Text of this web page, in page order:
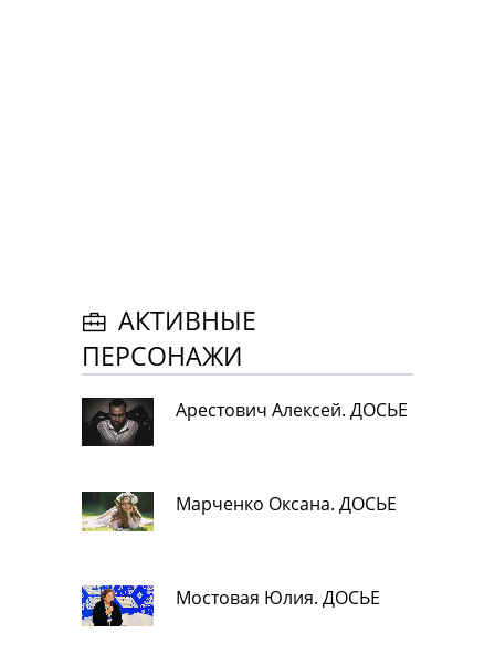
АКТИВНЫЕ
ПЕРСОНАЖИ
Арестович Алексей. ДОСЬЕ
Марченко Оксана. ДОСЬЕ
Мостовая Юлия. ДОСЬЕ